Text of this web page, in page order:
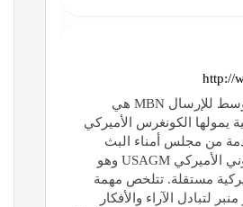
http://
شبكة الشرق الأوسط للإرسال MBN هي
يمولها الكونغرس الأميركي
من مجلس أمناء البث
الإذاعي والتلفزيوني الأميركي USAGM وهو
مستقلة. تتلخص مهمة
لتبادل الآراء والأفكار